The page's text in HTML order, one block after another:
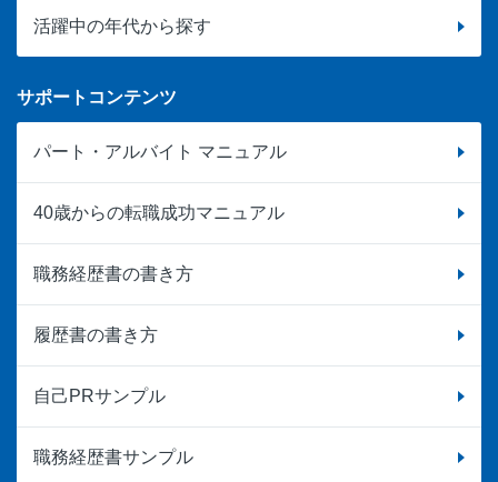
活躍中の年代から探す
サポートコンテンツ
パート・アルバイト マニュアル
40歳からの転職成功マニュアル
職務経歴書の書き方
履歴書の書き方
自己PRサンプル
職務経歴書サンプル